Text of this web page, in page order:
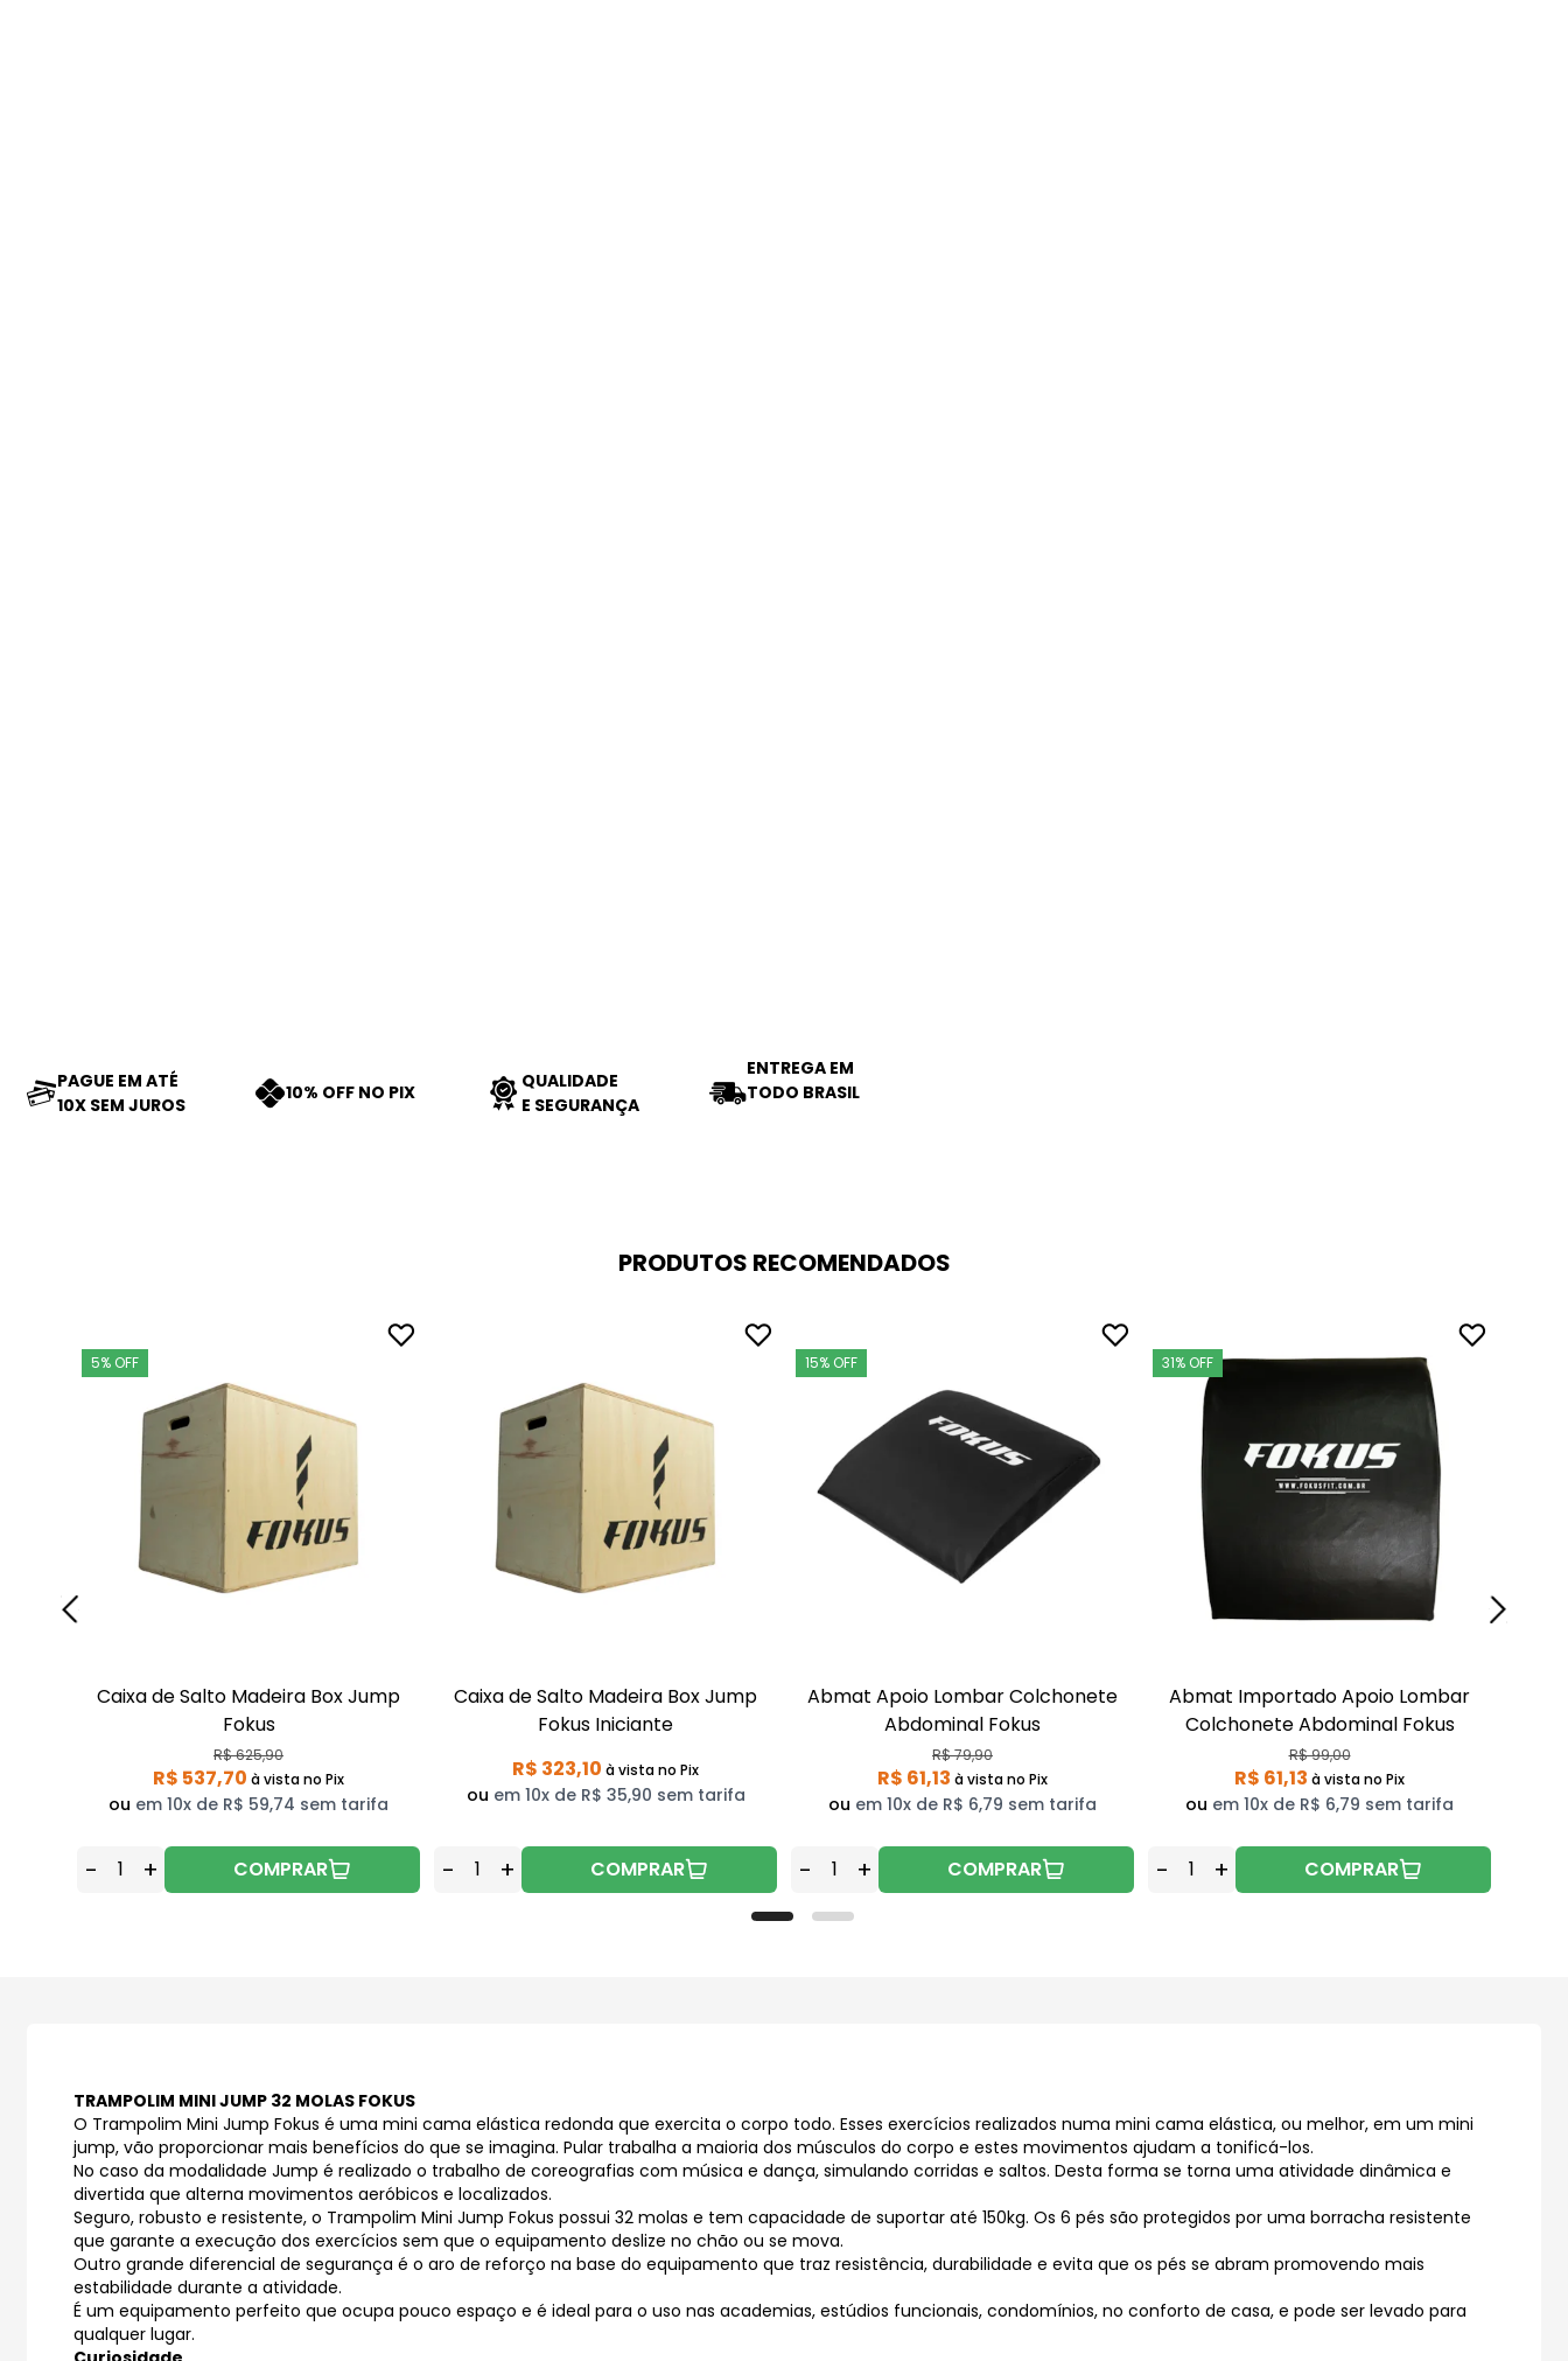
PAGUE EM ATÉ
10X SEM JUROS
10% OFF NO PIX
QUALIDADE
E SEGURANÇA
ENTREGA EM
TODO BRASIL
PRODUTOS RECOMENDADOS
Caixa de Salto Madeira Box Jump
Fokus
R$ 625,90
R$ 537,70 à vistano Pix
ou em 10x de R$ 59,74 sem tarifa
5% OFF
- + COMPRAR
Caixa de Salto Madeira Box Jump
Fokus Iniciante
R$ 323,10 à vistano Pix
ou em 10x de R$ 35,90 sem tarifa
- + COMPRAR
Abmat Apoio Lombar Colchonete
Abdominal Fokus
R$ 79,90
R$ 61,13 à vistano Pix
ou em 10x de R$ 6,79 sem tarifa
15% OFF
- + COMPRAR
Abmat Importado Apoio Lombar
Colchonete Abdominal Fokus
R$ 99,00
R$ 61,13 à vistano Pix
ou em 10x de R$ 6,79 sem tarifa
31% OFF
- + COMPRAR
TRAMPOLIM MINI JUMP 32 MOLAS FOKUS
O Trampolim Mini Jump Fokus é uma mini cama elástica redonda que exercita o corpo todo. Esses exercícios realizados numa mini cama elástica, ou melhor, em um mini
jump, vão proporcionar mais benefícios do que se imagina. Pular trabalha a maioria dos músculos do corpo e estes movimentos ajudam a tonificá-los.
No caso da modalidade Jump é realizado o trabalho de coreografias com música e dança, simulando corridas e saltos. Desta forma se torna uma atividade dinâmica e
divertida que alterna movimentos aeróbicos e localizados.
Seguro, robusto e resistente, o Trampolim Mini Jump Fokus possui 32 molas e tem capacidade de suportar até 150kg. Os 6 pés são protegidos por uma borracha resistente
que garante a execução dos exercícios sem que o equipamento deslize no chão ou se mova.
Outro grande diferencial de segurança é o aro de reforço na base do equipamento que traz resistência, durabilidade e evita que os pés se abram promovendo mais
estabilidade durante a atividade.
É um equipamento perfeito que ocupa pouco espaço e é ideal para o uso nas academias, estúdios funcionais, condomínios, no conforto de casa, e pode ser levado para
qualquer lugar.